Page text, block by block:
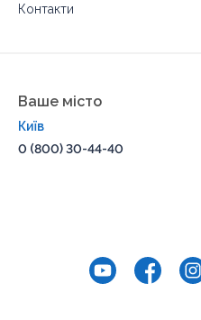
Контакти
Ваше місто
Київ
0 (800) 30-44-40